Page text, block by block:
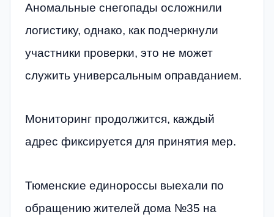
Аномальные снегопады осложнили
логистику, однако, как подчеркнули
участники проверки, это не может
служить универсальным оправданием.
Мониторинг продолжится, каждый
адрес фиксируется для принятия мер.
Тюменские единороссы выехали по
обращению жителей дома №35 на